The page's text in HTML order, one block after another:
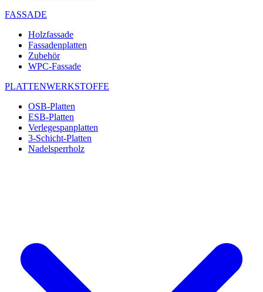
FASSADE
Holzfassade
Fassadenplatten
Zubehör
WPC-Fassade
PLATTENWERKSTOFFE
OSB-Platten
ESB-Platten
Verlegespanplatten
3-Schicht-Platten
Nadelsperrholz